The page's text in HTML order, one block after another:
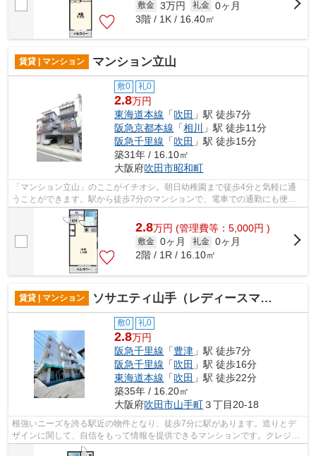
敷金 3万円 礼金 0ヶ月
3階 / 1K / 16.40㎡
賃貸 | マンション マンション立山
敷0 礼0
2.8万円
東海道本線 「吹田 」駅 徒歩7分
阪急京都本線 「相川
」駅 徒歩11分
阪急千里線 「吹田 」駅 徒歩15分
築31年 / 16.10㎡
大阪府吹田市昭和町
「マンション立山」のここがイチオシ。朝日幼稚園まで徒歩4分と気軽に通
うことができます。駅から徒歩7分のマンションで、電車での通勤にも便利
な立地です。造りとデザインに関して、...
2.8万円 (管理費等：5,000円 )
敷金 0ヶ月 礼金 0ヶ月
2階 / 1R / 16.10㎡
賃貸 | マンション ソサエティ山手（レディースマンション）
敷0 礼0
2.8万円
阪急千里線 「豊津 」駅 徒歩7分
阪急千里線 「吹田 」駅 徒歩16分
東海道本線 「吹田 」駅 徒歩22分
築35年 / 16.20㎡
大阪府吹田市山手町３丁目20-18
根強いニーズを誇る駅近の物件となり、徒歩7分に駅があります。造りとデ
ザインに関して、自信をもって情報を提供できるマンションです。クレジッ
トカードで初期費用をお支払いいただけ...